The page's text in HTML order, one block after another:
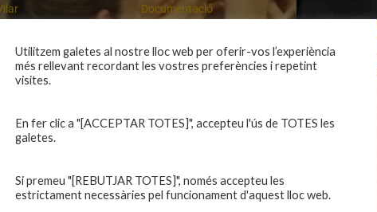
inferiors
casa
Documentació
Intranet
Contacte
Un final rodó
Utilitzem galetes al nostre lloc web per oferir-vos l’experiència
més rellevant recordant les vostres preferències i repetint
visites.
En fer clic a "[ACCEPTAR TOTES]", accepteu l'ús de TOTES les
galetes.
Si premeu "[REBUTJAR TOTES]", només accepteu les
estrictament necessàries pel funcionament d'aquest lloc web.